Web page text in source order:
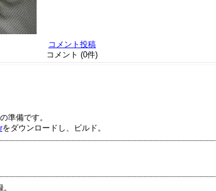
コメント投稿
コメント (0件)
準備です。
をダウンロードし、ビルド。